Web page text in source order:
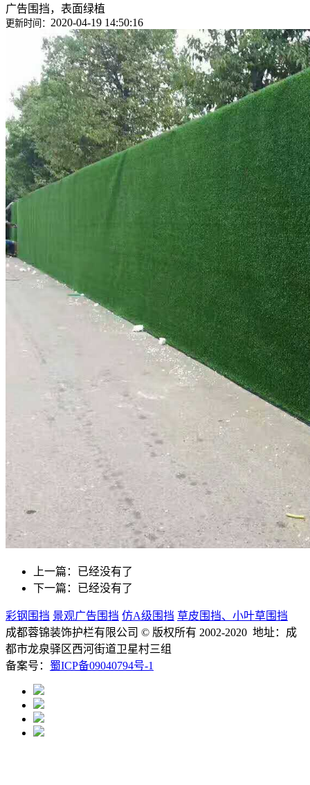
广告围挡，表面绿植
更新时间： 2020-04-19 14:50:16
上一篇：已经没有了
下一篇：已经没有了
彩钢围挡 景观广告围挡 仿A级围挡 草皮围挡、小叶草围挡
成都蓉锦装饰护栏有限公司 © 版权所有 2002-2020 地址：成
都市龙泉驿区西河街道卫星村三组
备案号： 蜀ICP备09040794号-1